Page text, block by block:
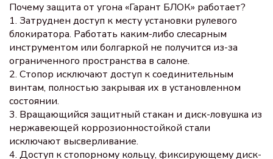
Почему защита от угона «Гарант БЛОК» работает?
1. Затруднен доступ к месту установки рулевого
блокиратора. Работать каким-либо слесарным
инструментом или болгаркой не получится из-за
ограниченного пространства в салоне.
2. Стопор исключают доступ к соединительным
винтам, полностью закрывая их в установленном
состоянии.
3. Вращающийся защитный стакан и диск-ловушка из
нержавеющей коррозионностойкой стали
исключают высверливание.
4. Доступ к стопорному кольцу, фиксирующему диск-